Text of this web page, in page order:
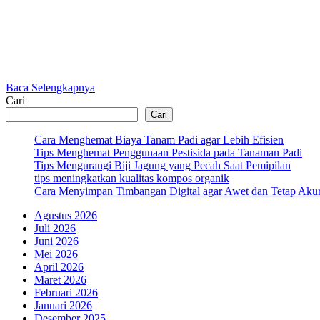
Baca Selengkapnya
Cari
Cari
Cara Menghemat Biaya Tanam Padi agar Lebih Efisien
Tips Menghemat Penggunaan Pestisida pada Tanaman Padi
Tips Mengurangi Biji Jagung yang Pecah Saat Pemipilan
tips meningkatkan kualitas kompos organik
Cara Menyimpan Timbangan Digital agar Awet dan Tetap
Agustus 2026
Juli 2026
Juni 2026
Mei 2026
April 2026
Maret 2026
Februari 2026
Januari 2026